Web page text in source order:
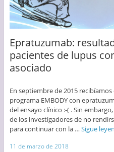
Epratuzumab:
pacientes de lupus
asociado
En septiembre de 2015
programa EMBODY con
del ensayo clínico :-( . Sin
de los investigadores de no
para continuar con la … Sigue
11 de marzo de 2018